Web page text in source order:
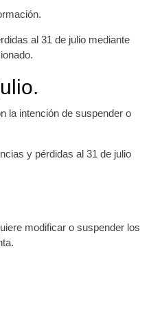
al 31 de julio mediante
la intención de suspender o
y pérdidas al 31 de julio
modificar o suspender los